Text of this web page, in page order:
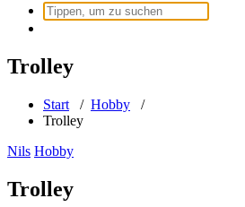
Suchen
nach:
Trolley
Start / Hobby /
Trolley
Nils Hobby
Trolley